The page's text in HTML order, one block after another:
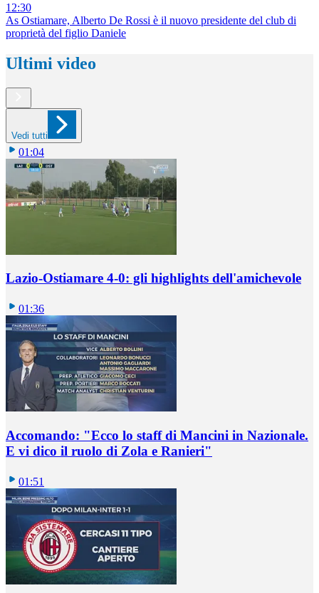
12:30
As Ostiamare, Alberto De Rossi è il nuovo presidente del club di
proprietà del figlio Daniele
Ultimi video
Vedi tutti
01:04
Lazio-Ostiamare 4-0: gli highlights dell'amichevole
01:36
Accomando: "Ecco lo staff di Mancini in Nazionale.
E vi dico il ruolo di Zola e Ranieri"
01:51